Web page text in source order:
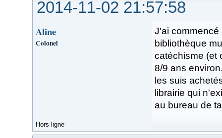
2014-11-02 21:57:58
Aline
Colonel
J'ai commencé
bibliothèque
catéchisme (et
8/9 ans
les suis
librairie qui
au bureau de
Hors ligne